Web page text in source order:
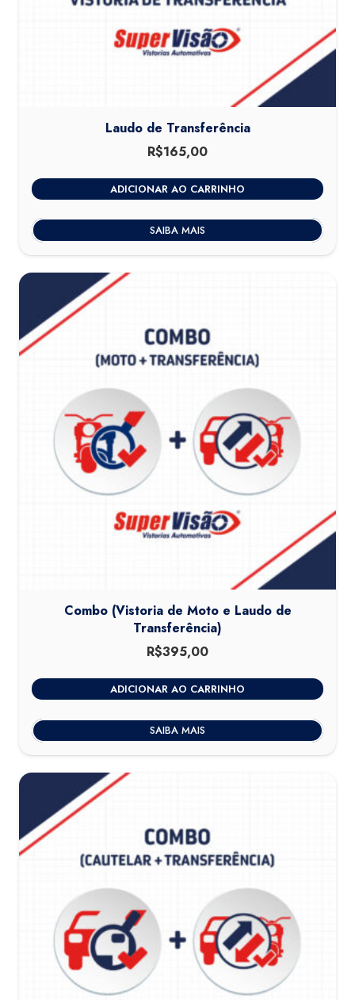
Laudo de Transferência
R$165,00
ADICIONAR AO CARRINHO
SAIBA MAIS
Combo (Vistoria de Moto e Laudo de
Transferência)
R$395,00
ADICIONAR AO CARRINHO
SAIBA MAIS